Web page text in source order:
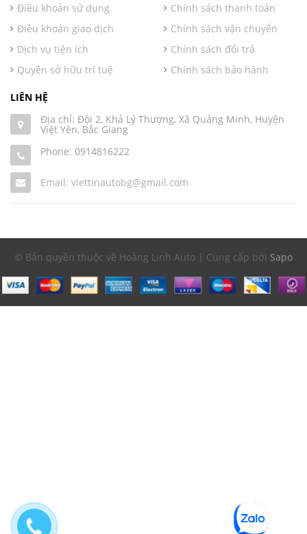
Điều khoản sử dụng
Điều khoản giao dịch
Dịch vụ tiện ích
Quyền sở hữu trí tuệ
Chính sách thanh toán
Chính sách vận chuyển
Chính sách đổi trả
Chính sách bảo hành
LIÊN HỆ
Địa chỉ: Đội 2, Khả Lý Thượng, Xã Quảng Minh, Huyện
Việt Yên, Bắc Giang
Phone: 0914816222
Email: viettinautobg@gmail.com
© Bản quyền thuộc về Hoàng Linh Auto | Cung cấp bởi Sapo